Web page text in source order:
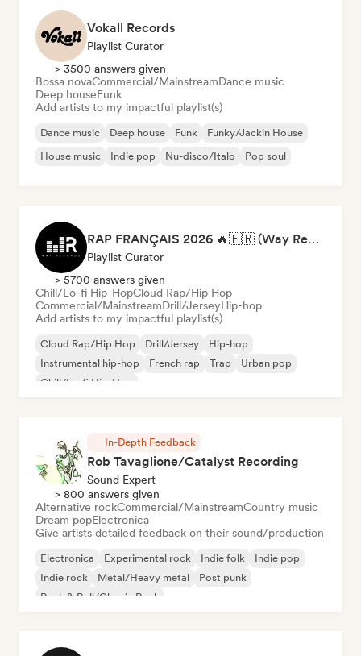
Vokall Records
Playlist Curator
> 3500 answers given
Bossa novaCommercial/MainstreamDance music
Deep houseFunk
Add artists to my impactful playlist(s)
Dance music Deep house Funk
Funky/Jackin House
House music
Indie pop Nu-disco/Italo Pop soul
RAP FRANÇAIS 2026 🔥🇫🇷 (Way Records)
Playlist Curator
> 5700 answers given
Chill/Lo-fi Hip-HopCloud Rap/Hip Hop
Commercial/MainstreamDrill/JerseyHip-hop
Add artists to my impactful playlist(s)
Cloud Rap/Hip Hop Drill/Jersey
Hip-hop
Instrumental hip-hop
French rap Trap
Urban pop
Chill/Lo-fi Hip-Hop
In-Depth Feedback
Rob Tavaglione/Catalyst Recording
Sound Expert
> 800 answers given
Alternative rockCommercial/MainstreamCountry music
Dream popElectronica
Give artists detailed feedback on their sound/production
Electronica Experimental rock Indie folk
Indie pop
Indie rock
Metal/Heavy metal
Post punk
Rock & Roll/Classic Rock